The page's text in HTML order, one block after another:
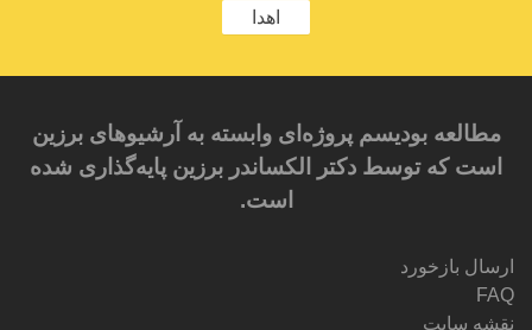
اهدا
مطالعه بودیسم پروژه‌ای وابسته به آرشیوهای برزین
است که توسط دکتر الکساندر برزین پایه‌گذاری شده
است.
ارسال بازخورد
FAQ
نقشه سایت